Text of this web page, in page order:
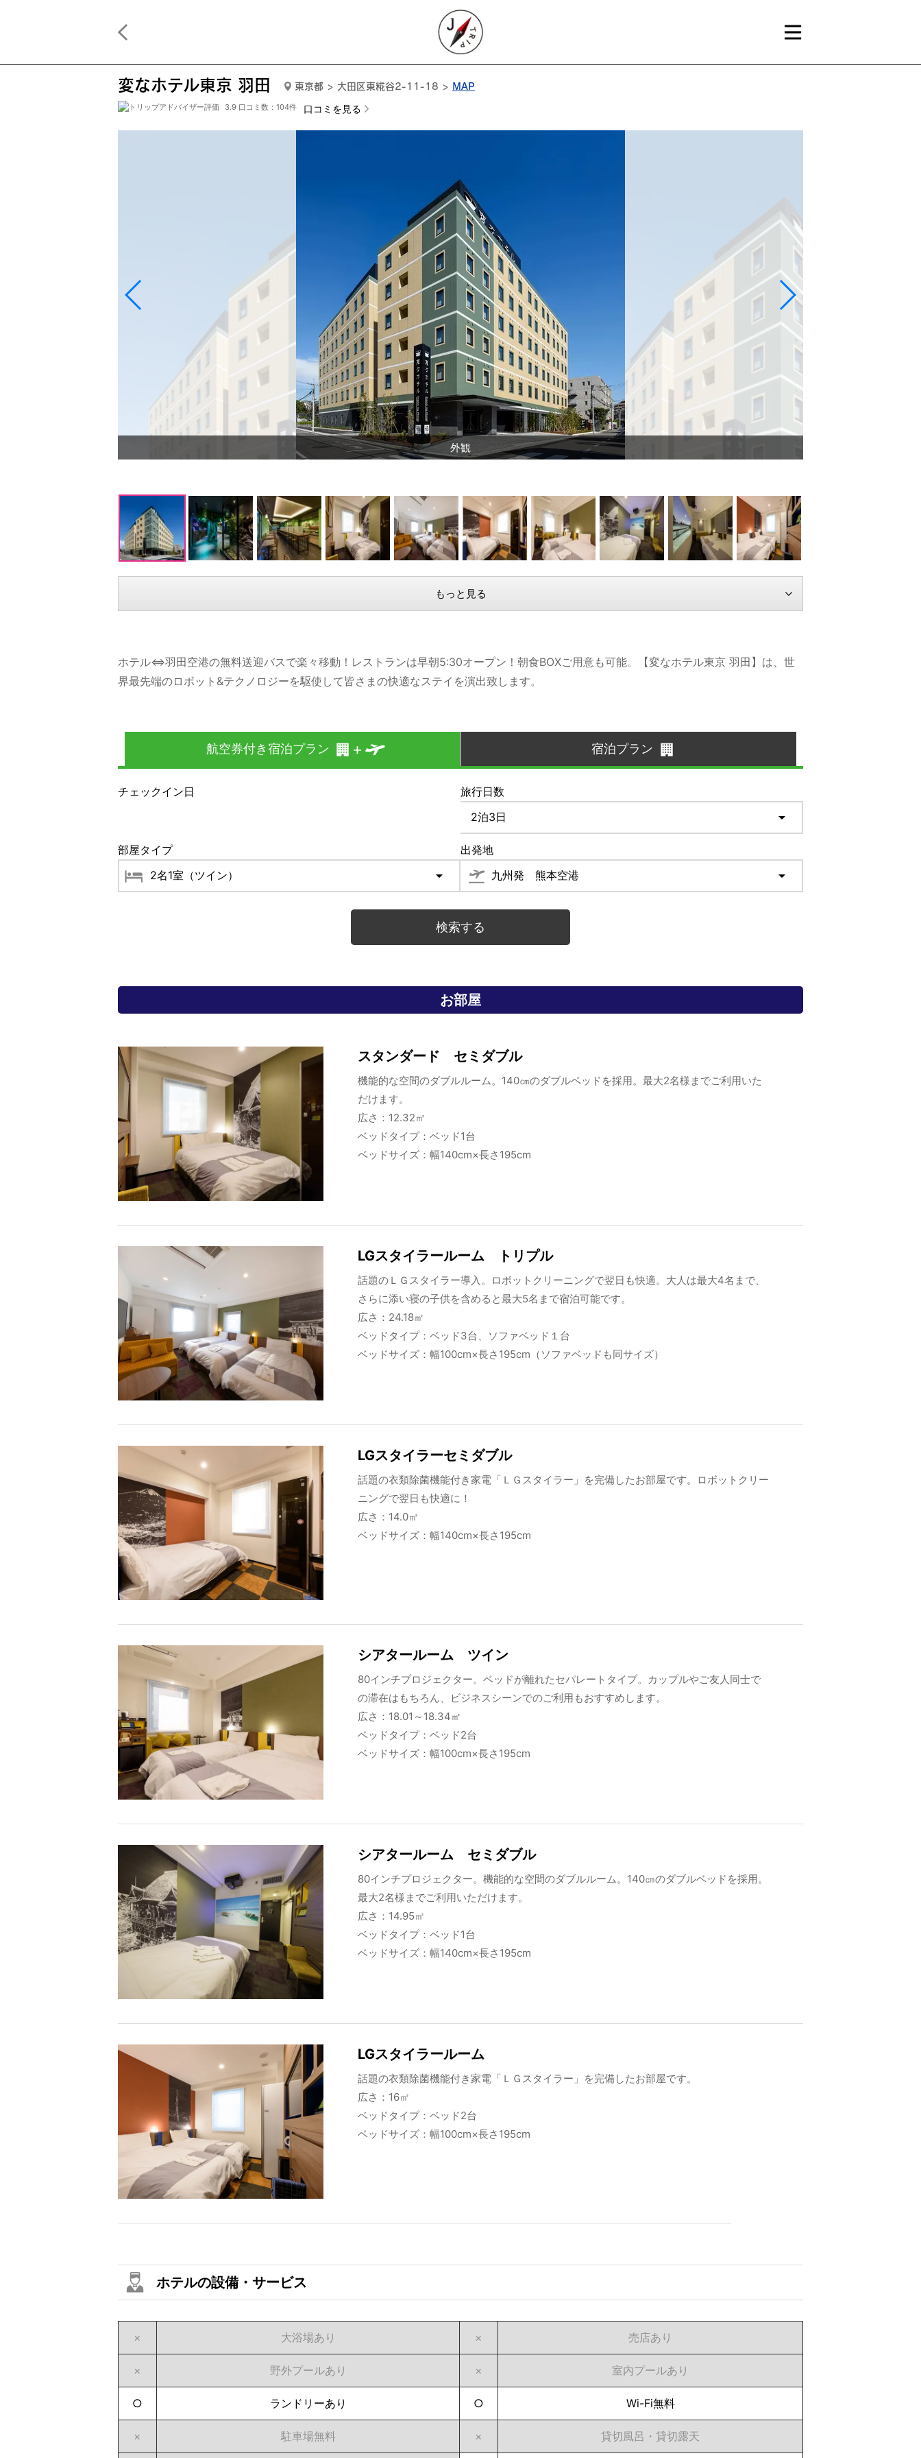
変なホテル東京 羽田 東京都 > 大田区東糀谷2-11-18 > MAP
3.9 口コミ数：104件 口コミを見る
フロント・ロビー
もっと見る
ホテル⇔羽田空港の無料送迎バスで楽々移動！レストランは早朝5:30オープン！朝食BOXご用意も可能。【変なホテル東京 羽田】は、世
界最先端のロボット&テクノロジーを駆使して皆さまの快適なステイを演出致します。
航空券付き宿泊プラン 宿泊プラン
チェックイン日 旅行日数
部屋タイプ 出発地
お部屋
スタンダード セミダブル
機能的な空間のダブルルーム。140㎝のダブルベッドを採用。最大2名様までご利用いた
だけます。
広さ：12.32㎡
ベッドタイプ：ベッド1台
ベッドサイズ：幅140cm×長さ195cm
LGスタイラールーム トリプル
話題のＬＧスタイラー導入。ロボットクリーニングで翌日も快適。大人は最大4名まで、
さらに添い寝の子供を含めると最大5名まで宿泊可能です。
広さ：24.18㎡
ベッドタイプ：ベッド3台、ソファベッド１台
ベッドサイズ：幅100cm×長さ195cm（ソファベッドも同サイズ）
LGスタイラーセミダブル
話題の衣類除菌機能付き家電「ＬＧスタイラー」を完備したお部屋です。ロボットクリー
ニングで翌日も快適に！
広さ：14.0㎡
ベッドサイズ：幅140cm×長さ195cm
シアタールーム ツイン
80インチプロジェクター。ベッドが離れたセパレートタイプ。カップルやご友人同士で
の滞在はもちろん、ビジネスシーンでのご利用もおすすめします。
広さ：18.01～18.34㎡
ベッドタイプ：ベッド2台
ベッドサイズ：幅100cm×長さ195cm
シアタールーム セミダブル
80インチプロジェクター。機能的な空間のダブルルーム。140㎝のダブルベッドを採用。
最大2名様までご利用いただけます。
広さ：14.95㎡
ベッドタイプ：ベッド1台
ベッドサイズ：幅140cm×長さ195cm
LGスタイラールーム
話題の衣類除菌機能付き家電「ＬＧスタイラー」を完備したお部屋です。
広さ：16㎡
ベッドタイプ：ベッド2台
ベッドサイズ：幅100cm×長さ195cm
ホテルの設備・サービス
× 大浴場あり × 売店あり
× 野外プールあり × 室内プールあり
○ ランドリーあり ○ Wi-Fi無料
× 駐車場無料 × 貸切風呂・貸切露天